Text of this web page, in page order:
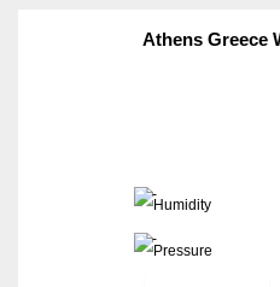
Athens Greece
-
-